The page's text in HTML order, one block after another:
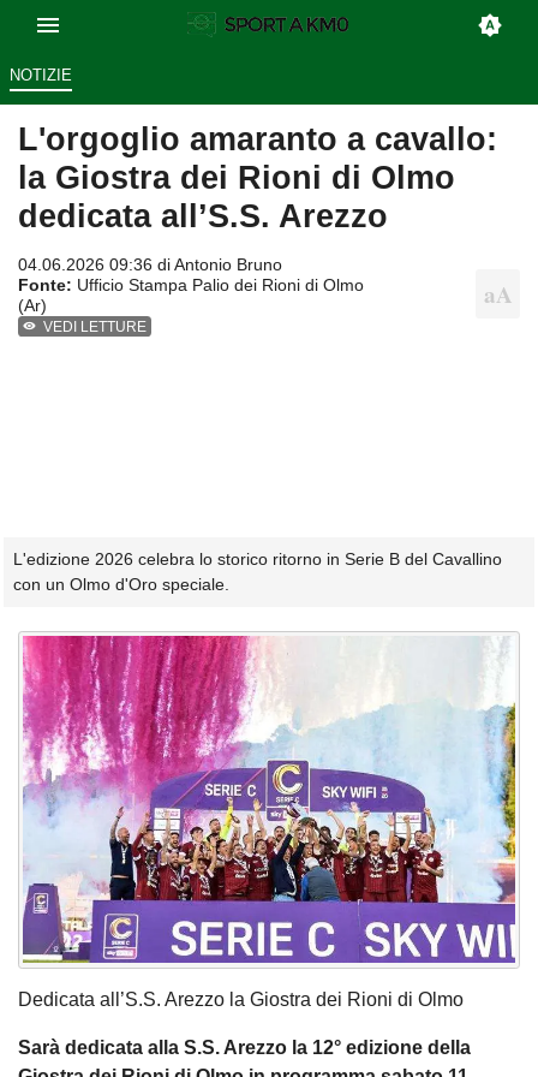
NOTIZIE
L'orgoglio amaranto a cavallo:
la Giostra dei Rioni di Olmo
dedicata all’S.S. Arezzo
04.06.2026 09:36 diAntonio Bruno
Fonte: Ufficio Stampa Palio dei Rioni di Olmo
(Ar)
VEDI LETTURE
L'edizione 2026 celebra lo storico ritorno in Serie B del Cavallino
con un Olmo d'Oro speciale.
Dedicata all’S.S. Arezzo la Giostra dei Rioni di Olmo
Sarà dedicata alla S.S. Arezzo la 12° edizione della